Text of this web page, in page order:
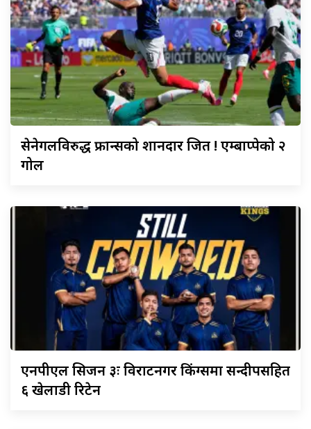
सेनेगलविरुद्धफ्रान्सको शानदार जित ! एम्बाप्पेको २
गोल
एनपीएलसिजन ३ः विराटनगर किंग्समा सन्दीपसहित
६ खेलाडी रिटेन